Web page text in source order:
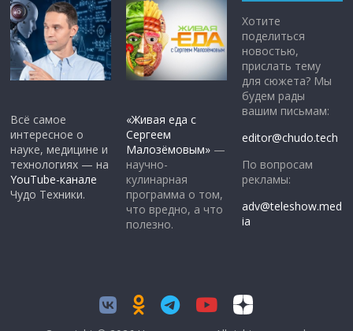
Всё самое
интересное о
науке, медицине и
технологиях — на
YouTube-канале
Чудо Техники.
«Живая еда с
Сергеем
Малозёмовым» —
научно-
кулинарная
программа о том,
что вредно, а что
полезно.
Хотите
поделиться
новостью,
прислать тему
для сюжета? Мы
будем рады
вашим письмам:
editor@chudo.tech
По вопросам
рекламы:
adv@teleshow.med
ia